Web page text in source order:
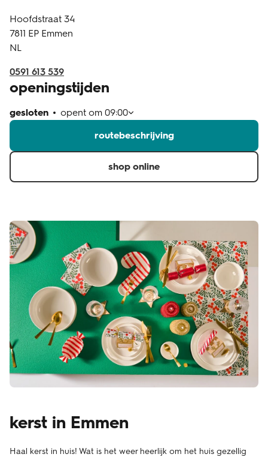
klantenservice
Hoofdstraat 34
7811 EP Emmen
NL
0591 613 539
openingstijden
gesloten opent om 09:00
routebeschrijving
shop online
kerst in Emmen
Haal kerst in huis! Wat is het weer heerlijk om het huis gezellig